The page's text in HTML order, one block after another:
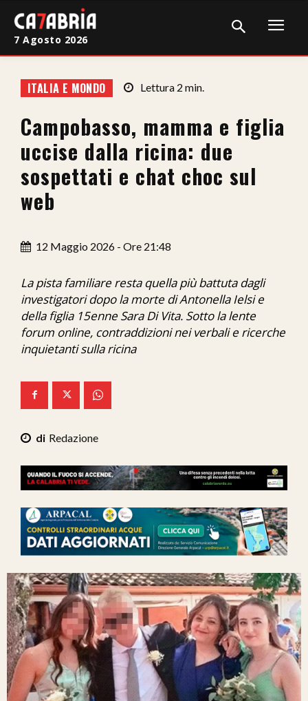
Cronaca
Giudiziaria
Politica
Sport
Sanità
Economia
Ita-Mondo
C7 Play
We Calabria
Mix Zone
7 Agosto 2026
ITALIA E MONDO Lettura 2 min.
Campobasso, mamma e figlia
uccise dalla ricina: due
sospettati e chat choc sul
web
12 Maggio 2026 - Ore 21:48
La pista familiare resta quella più battuta dagli
investigatori dopo la morte di Antonella Ielsi e
della figlia 15enne Sara Di Vita. Sotto la lente
forum online, contraddizioni nei verbali e ricerche
inquietanti sulla ricina
Redazione